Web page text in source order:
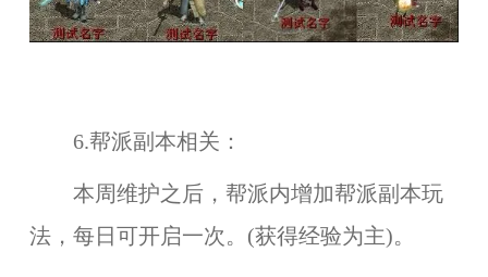
6.帮派副本相关：
本周维护之后，帮派内增加帮派副本玩
法，每日可开启一次。(获得经验为主)。